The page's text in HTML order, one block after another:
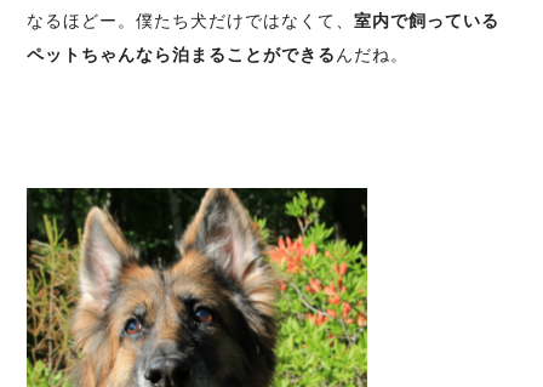
なるほどー。僕たち犬だけではなくて、室内で飼っている
ペットちゃんなら泊まることができ る んだね。